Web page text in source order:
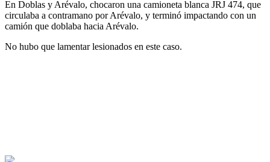
En Doblas y Arévalo, chocaron una camioneta blanca JRJ 474, que
circulaba a contramano por Arévalo, y terminó impactando con un
camión que doblaba hacia Arévalo.
No hubo que lamentar lesionados en este caso.